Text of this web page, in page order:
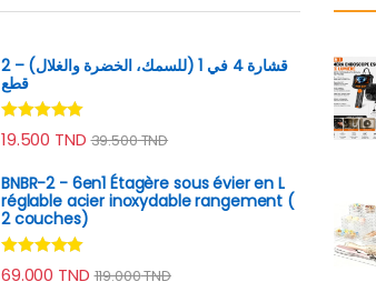
قشارة 4 في 1 (للسمك، الخضرة والغلال) – 2
قطع
Note4.89
sur 5
19.500 TND 39.500TND
BNBR-2 - 6en1 Étagère sous évier en L
réglable acier inoxydable rangement (
2 couches)
Note4.79
sur 5
69.000 TND 119.000TND